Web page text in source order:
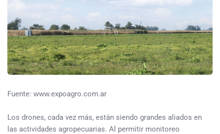
Fuente: www.expoagro.com.ar
Los drones, cada vez más, están siendo grandes aliados en
las actividades agropecuarias. Al permitir monitoreo